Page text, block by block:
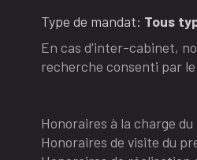
Type de mandat: Tous
En cas d'inter-cabinet,
recherche consenti par
Honoraires à la charge
Honoraires de visite du